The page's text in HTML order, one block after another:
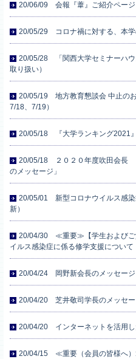
20/06/09 会報『葦』ご紹介ページ
20/05/29 コロナ禍に対する、本学
20/05/28 「関西大学セミナーハ
取り扱い）
20/05/19 地方教育懇談会 中止の
7/18、7/19）
20/05/18 『大学ランキング2021
20/05/18 ２０２０年度吹田会長
のメッセージ」
20/05/01 新型コロナウイルス感
新）
20/04/30 ≪重要≫【学生およびご
イルス感染症に係る修学支援について
20/04/24 岡野新会長のメッセージ
20/04/20 芝井敬司学長のメッセー
20/04/20 インターネットを活用し
20/04/15 ≪重要（会員の皆様へ）